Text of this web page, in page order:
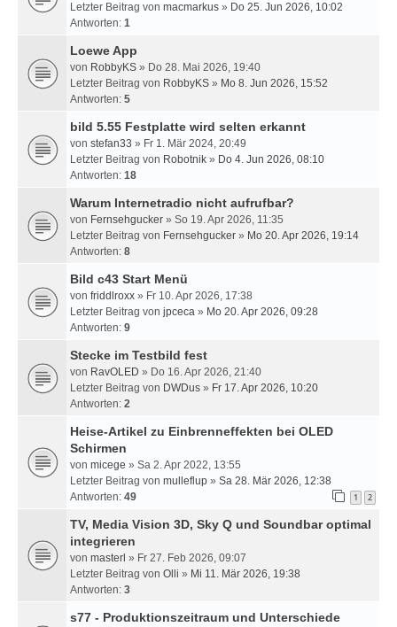
Letzter Beitrag von macmarkus » Do 25. Jun 2026, 10:02
Antworten: 1
Loewe App
von RobbyKS » Do 28. Mai 2026, 19:40
Letzter Beitrag von RobbyKS » Mo 8. Jun 2026, 15:52
Antworten: 5
bild 5.55 Festplatte wird selten erkannt
von stefan33 » Fr 1. Mär 2024, 20:49
Letzter Beitrag von Robotnik » Do 4. Jun 2026, 08:10
Antworten: 18
Warum Internetradio nicht aufrufbar?
von Fernsehgucker » So 19. Apr 2026, 11:35
Letzter Beitrag von Fernsehgucker » Mo 20. Apr 2026, 19:14
Antworten: 8
Bild c43 Start Menü
von friddlroxx » Fr 10. Apr 2026, 17:38
Letzter Beitrag von jpceca » Mo 20. Apr 2026, 09:28
Antworten: 9
Stecke im Testbild fest
von RavOLED » Do 16. Apr 2026, 21:40
Letzter Beitrag von DWDus » Fr 17. Apr 2026, 10:20
Antworten: 2
Heise-Artikel zu Einbrenneffekten bei OLED
Schirmen
von micege » Sa 2. Apr 2022, 13:55
Letzter Beitrag von mulleflup » Sa 28. Mär 2026, 12:38
Antworten: 49 1 2
TV, Media Vision 3D, Sky Q und Soundbar optimal
integrieren
von masterl » Fr 27. Feb 2026, 09:07
Letzter Beitrag von Olli » Mi 11. Mär 2026, 19:38
Antworten: 3
s77 - Produktionszeitraum und Unterschiede